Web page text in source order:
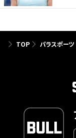
TOP パラスポーツ